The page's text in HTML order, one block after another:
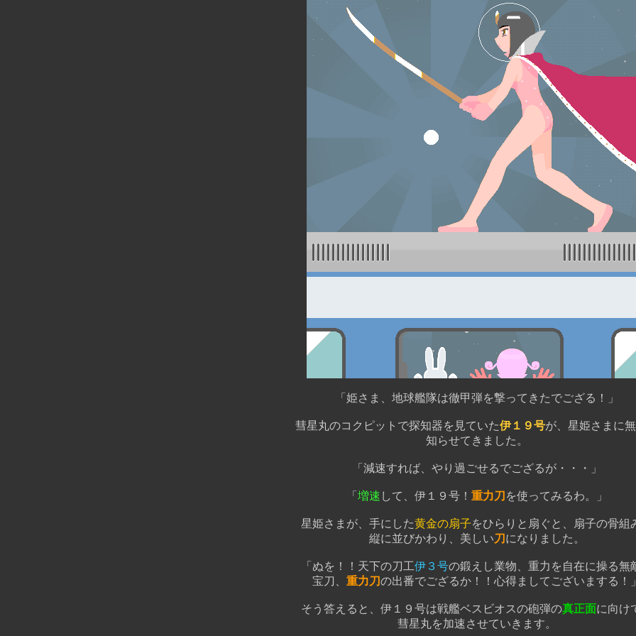
「姫さま、地球艦隊は徹甲弾を撃ってきたでござる！」
彗星丸のコクピットで探知器を見ていた伊１９号が、星姫さまに
知らせてきました。
「減速すれば、やり過ごせるでござるが・・・」
「 増速 して、伊１９号！ 重力刀 を使ってみるわ。」
星姫さまが、手にした黄金の扇子をひらりと扇ぐと、扇子の骨組
縦に並びかわり、美しい刀 になりました。
「ぬを！！天下の刀工伊３号の鍛えし業物、重力を自在に操る無
宝刀、 重力刀の出番でござるか！！心得ましてございまする！」
そう答えると、伊１９号は戦艦ベスビオスの砲弾の真正面に向け
彗星丸を加速させていきます。